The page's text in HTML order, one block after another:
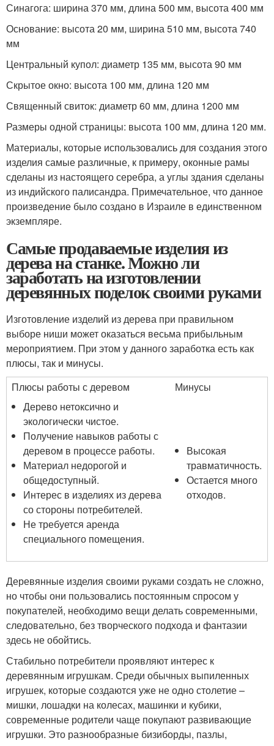
Синагога: ширина 370 мм, длина 500 мм, высота 400 мм
Основание: высота 20 мм, ширина 510 мм, высота 740
мм
Центральный купол: диаметр 135 мм, высота 90 мм
Скрытое окно: высота 100 мм, длина 120 мм
Священный свиток: диаметр 60 мм, длина 1200 мм
Размеры одной страницы: высота 100 мм, длина 120 мм.
Материалы, которые использовались для создания этого
изделия самые различные, к примеру, оконные рамы
сделаны из настоящего серебра, а углы здания сделаны
из индийского палисандра. Примечательное, что данное
произведение было создано в Израиле в единственном
экземпляре.
Самые продаваемые изделия из
дерева на станке. Можно ли
заработать на изготовлении
деревянных поделок своими руками
Изготовление изделий из дерева при правильном
выборе ниши может оказаться весьма прибыльным
мероприятием. При этом у данного заработка есть как
плюсы, так и минусы.
Плюсы работы с деревом
Минусы
Дерево нетоксично и
экологически чистое.
Получение навыков работы с
деревом в процессе работы.
Материал недорогой и
общедоступный.
Интерес в изделиях из дерева
со стороны потребителей.
Не требуется аренда
специального помещения.
Высокая
травматичность.
Остается много
отходов.
Деревянные изделия своими руками создать не сложно,
но чтобы они пользовались постоянным спросом у
покупателей, необходимо вещи делать современными,
следовательно, без творческого подхода и фантазии
здесь не обойтись.
Стабильно потребители проявляют интерес к
деревянным игрушкам. Среди обычных выпиленных
игрушек, которые создаются уже не одно столетие –
мишки, лошадки на колесах, машинки и кубики,
современные родители чаще покупают развивающие
игрушки. Это разнообразные бизиборды, пазлы,